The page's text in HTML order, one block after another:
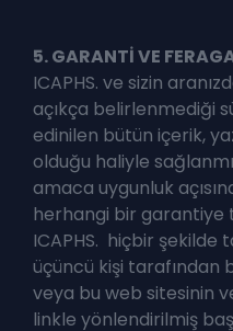
5. GARANTİ VE
ICAPHS. ve sizin
açıkça belirlenmediği
edinilen bütün içerik,
olduğu haliyle
amaca uygunluk
herhangi bir garantiye
ICAPHS. hiçbir şekilde
üçüncü kişi tarafından
veya bu web sitesinin
linkle yönlendirilmiş